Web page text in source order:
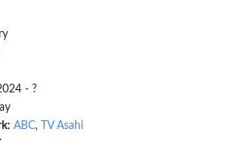
- ?
ABC,
TV Asahi